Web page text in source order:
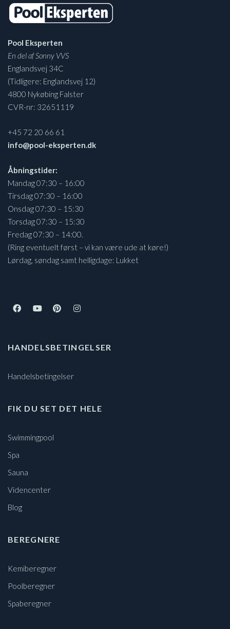
Pool Eksperten
En del af Sonny VVS
Englandsvej 34C
(Tidligere: Englandsvej 12)
4800 Nykøbing Falster
CVR-nr: 32651119
+45 72 20 66 61
info@pool-eksperten.dk
Åbningstider:
Mandag 07:30 – 16:00
Tirsdag 07:30 – 16:00
Onsdag 07:30 – 15:30
Torsdag 07:30 – 15:30
Fredag 07:30 – 14:00.
(Ring eventuelt først – vi kan være ude at køre!)
Lørdag, søndag samt helligdage: Lukket
HANDELSBETINGELSER
Handelsbetingelser
FIK DU SET DET HELE
Swimmingpool
Spa
Sauna
Videncenter
Blog
BEREGNERE
Kemiberegner
Poolberegner
Spaberegner